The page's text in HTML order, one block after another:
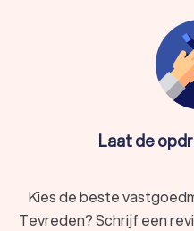
Laat de
Kies de beste
Tevreden? Schrijf een